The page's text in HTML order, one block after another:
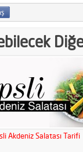
Akdeniz Salatası Tarifi